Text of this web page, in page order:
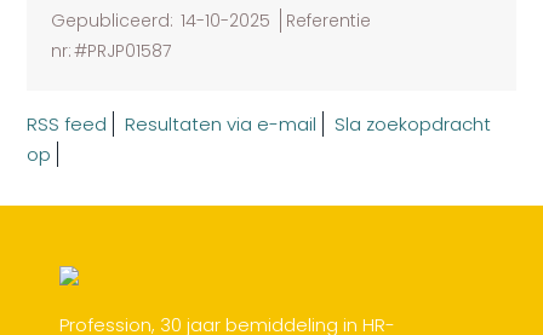
Gepubliceerd: 14-10-2025
Referentie
nr:#PRJP01587
RSS feed Resultaten via e-mail
Sla zoekopdracht
op
Profession, 30 jaar bemiddeling in HR-